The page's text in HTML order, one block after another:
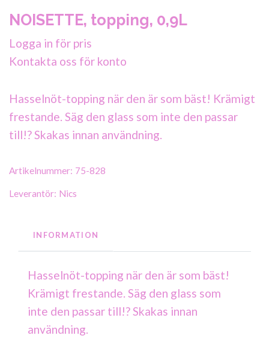
NOISETTE, topping, 0,9L
Logga in för pris
Kontakta oss för konto
Hasselnöt-topping när den är som bäst! Krämigt
frestande. Säg den glass som inte den passar
till!? Skakas innan användning.
Artikelnummer: 75-828
Leverantör: Nics
INFORMATION
Hasselnöt-topping när den är som bäst!
Krämigt frestande. Säg den glass som
inte den passar till!? Skakas innan
användning.